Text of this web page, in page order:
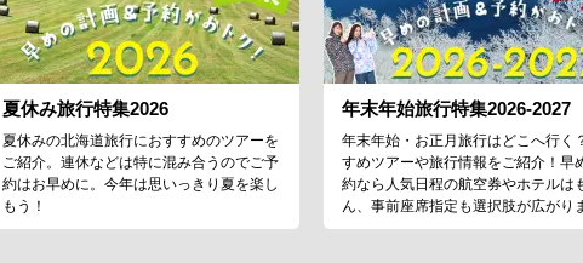
夏休み旅行特集2026
夏休みの北海道旅行におすすめのツアーを
ご紹介。連休などは特に混み合うのでご予
約はお早めに。今年は思いっきり夏を楽し
もう！
年末年始旅行特集2026-2027
年末年始・お正月旅行はどこへ行く
すめツアーや旅行情報をご紹介！早
約なら人気日程の航空券やホテルは
ん、事前座席指定も選択肢が広がり